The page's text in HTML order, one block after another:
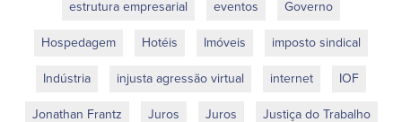
estrutura empresarial eventos Governo
Hospedagem Hotéis Imóveis imposto sindical
Indústria injusta agressão virtual internet IOF
Jonathan Frantz Juros Juros Justiça do Trabalho